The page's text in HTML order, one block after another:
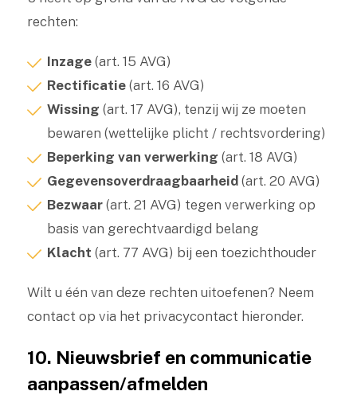
rechten:
Inzage(art. 15 AVG)
Rectificatie(art. 16 AVG)
Wissing (art. 17 AVG), tenzij wij ze moeten
bewaren (wettelijke plicht / rechtsvordering)
Beperking van verwerking (art. 18 AVG)
Gegevensoverdraagbaarheid (art. 20 AVG)
Bezwaar(art. 21 AVG) tegen verwerking op
basis van gerechtvaardigd belang
Klacht (art. 77 AVG) bij een toezichthouder
Wilt u één van deze rechten uitoefenen? Neem
contact op via het privacycontact hieronder.
10. Nieuwsbrief en communicatie
aanpassen/afmelden